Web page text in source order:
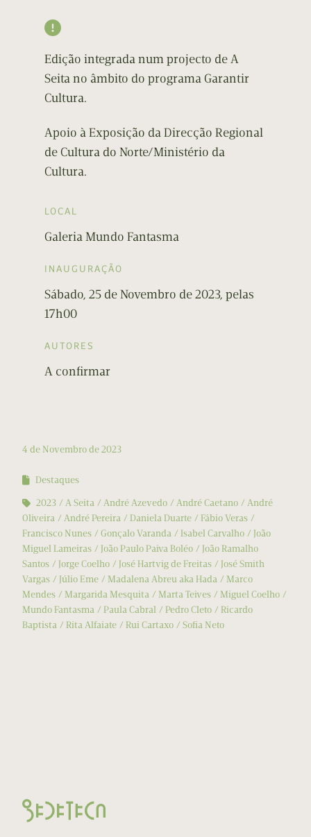

Edição integrada num projecto de A
Seita no âmbito do programa Garantir
Cultura.
Apoio à Exposição da Direcção Regional
de Cultura do Norte/Ministério da
Cultura.
LOCAL
Galeria Mundo Fantasma
INAUGURAÇÃO
Sábado, 25 de Novembro de 2023, pelas
17h00
AUTORES
A confirmar
4 de Novembro de 2023
Destaques
2023
A Seita André Azevedo André Caetano
André
Oliveira
André Pereira Daniela Duarte
Fábio Veras
Francisco Nunes
Gonçalo Varanda Isabel Carvalho
João
Miguel Lameiras
João Paulo Paiva Boléo
João Ramalho
Santos
Jorge Coelho José Hartvig de Freitas
José Smith
Vargas
Júlio Eme Madalena Abreu aka Hada
Marco
Mendes
Margarida Mesquita Marta Teives
Miguel Coelho
Mundo Fantasma
Paula Cabral Pedro Cleto
Ricardo
Baptista
Rita Alfaiate Rui Cartaxo Sofia Neto